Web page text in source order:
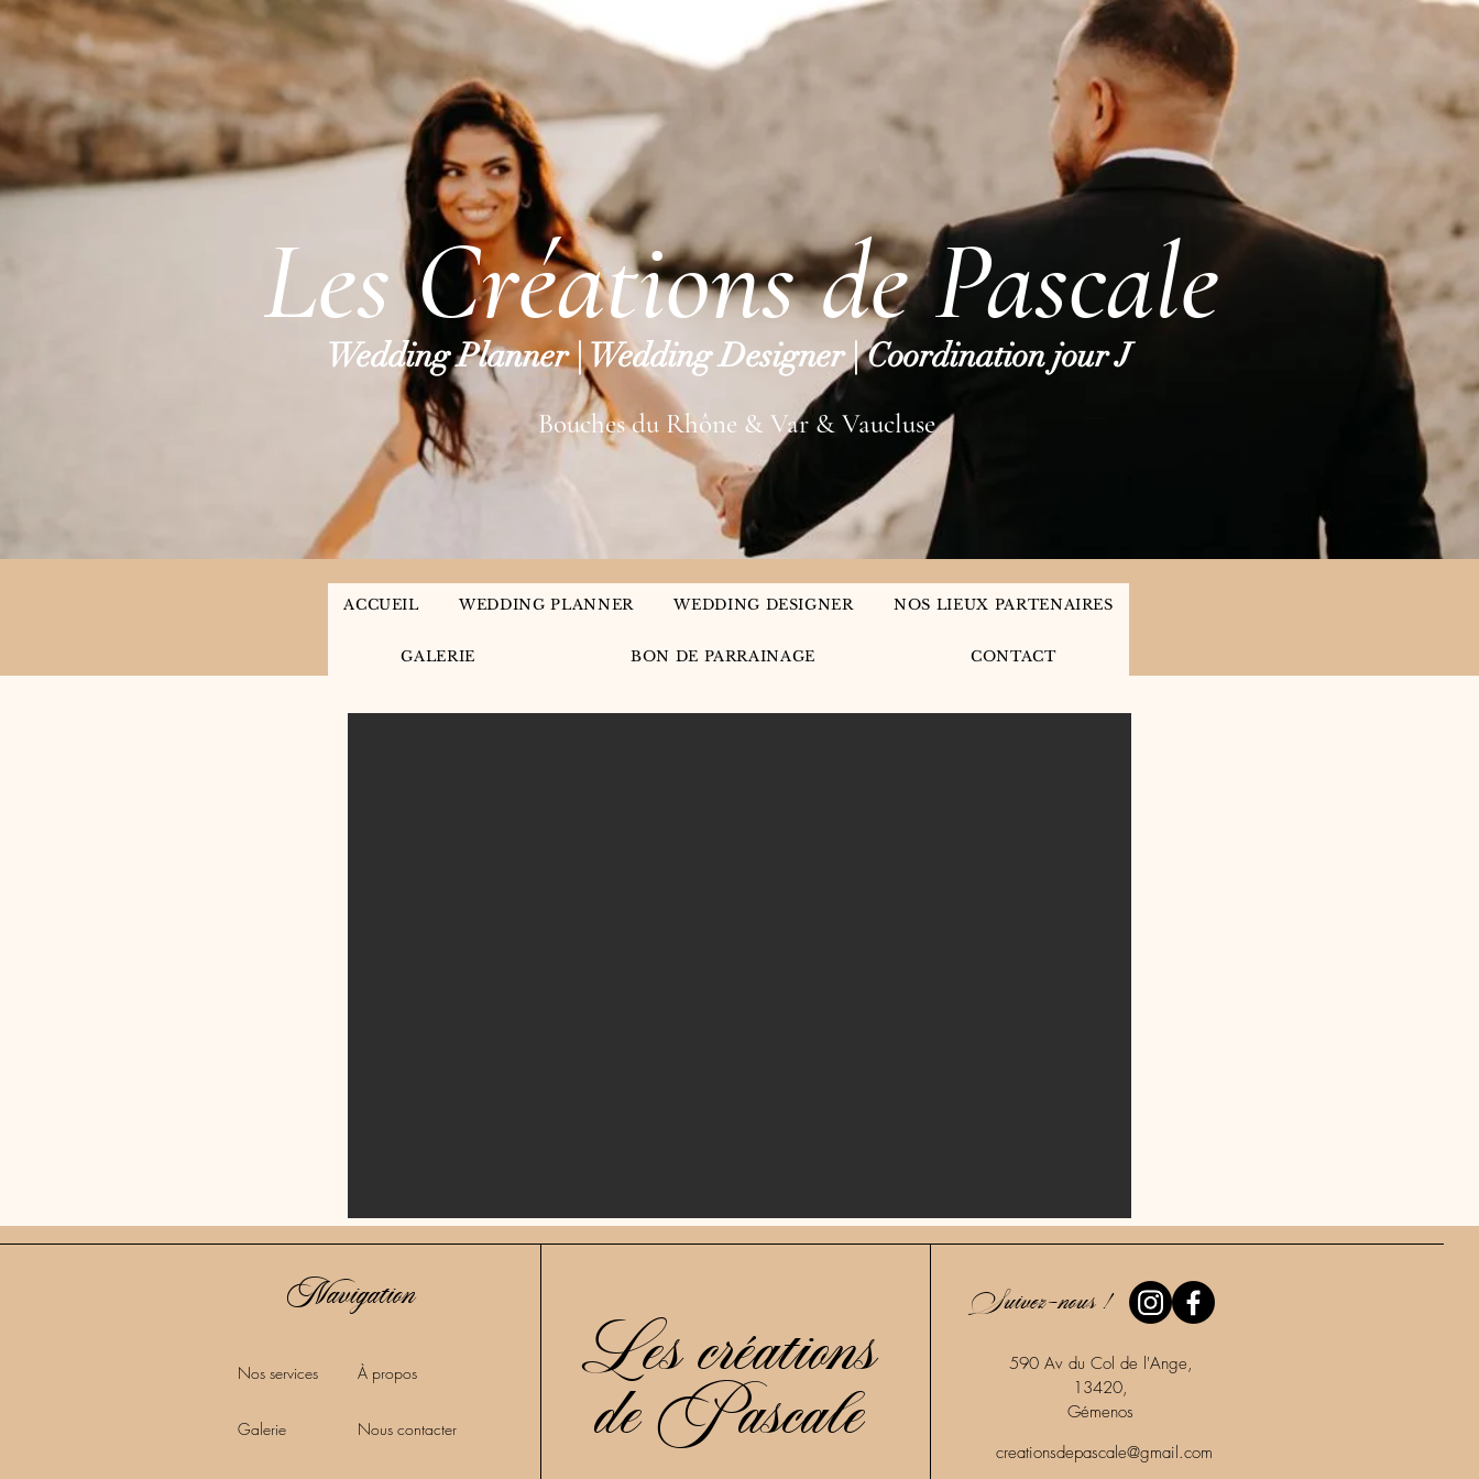
Les Créations de Pascale
Wedding Planner | Wedding Designer | Coordination jour J
Bouches du Rhône & Var & Vaucluse
ACCUEIL WEDDING PLANNER WEDDING DESIGNER NOS LIEUX PARTENAIRES
GALERIE BON DE PARRAINAGE CONTACT
Navigation
Galerie
Les créations
de Pascale
Suivez-nous !
590 Av du Col de l'Ange,
13420,
Gémenos
Nous contacter
Nos services À propos
creationsdepascale@gmail.com